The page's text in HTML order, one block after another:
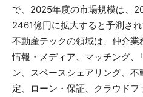
で、2025年度の市場規模は、
2461億円に拡大すると予測され
不動産テックの領域は、仲介
情報・メディア、マッチング、
ン、スペースシェアリング、
定、ローン・保証、クラウド